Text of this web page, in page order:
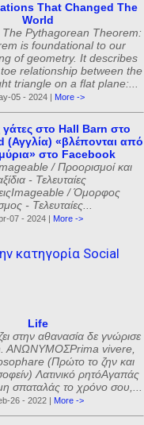
That Changed The
World
Pythagorean Theorem:
is foundational to our
of geometry. It describes
relationship between the
triangle on a flat plane:...
05 - 2024 | More ->
γάτες στο Hall Barn στο
(Αγγλία) «βλέπονται από
στο Facebook
/ Προορισμοί και
- Τελευταίες
/ Όμορφος
- Τελευταίες...
07 - 2024 | More ->
κατηγορία Social
Life
στην αθανασία δε γνώρισε
ΑΝΩΝΥΜΟΣPrima vivere,
(Πρώτο το ζην και
Λατινικό ρητόΑγαπάς
σπαταλάς το χρόνο σου,...
26 - 2022 | More ->